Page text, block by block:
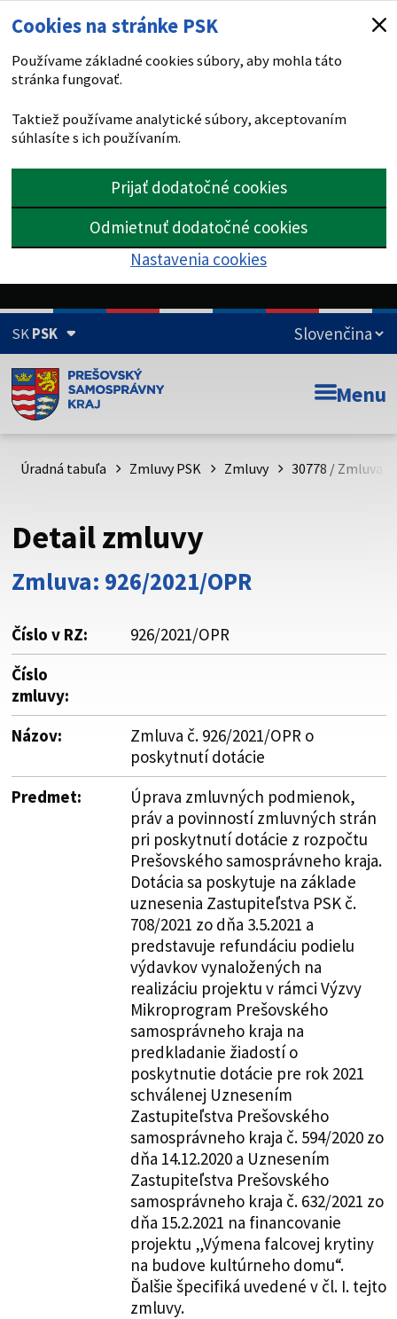
Cookies na stránke PSK
Používame základné cookies súbory, aby mohla táto
stránka fungovať.
Taktiež používame analytické súbory, akceptovaním
súhlasíte s ich používaním.
Prijať dodatočné cookies
Odmietnuť dodatočné cookies
Nastavenia cookies
SKPSK
Doména psk.sk je oficiálna
Toto je oficiálna webová stránka Prešovského
psk.sk.
Buďte pozorní a vždy sa uistite, že zdieľate informácie iba
cez zabezpečenú webovú stránku. Zabezpečená stránka
vždy začína https:// pred názvom domény webového sídla.
Menu
Úradná tabuľa Zmluvy PSK Zmluvy 30778 / Zmluva
Detail zmluvy
Zmluva: 926/2021/OPR
Číslo v RZ:
926/2021/OPR
Číslo
zmluvy:
Názov:
Zmluva č. 926/2021/OPR o
poskytnutí dotácie
Predmet:
Úprava zmluvných podmienok,
práv a povinností zmluvných strán
pri poskytnutí dotácie z rozpočtu
Prešovského samosprávneho kraja.
Dotácia sa poskytuje na základe
uznesenia Zastupiteľstva PSK č.
708/2021 zo dňa 3.5.2021 a
predstavuje refundáciu podielu
výdavkov vynaložených na
realizáciu projektu v rámci Výzvy
Mikroprogram Prešovského
samosprávneho kraja na
predkladanie žiadostí o
poskytnutie dotácie pre rok 2021
schválenej Uznesením
Zastupiteľstva Prešovského
samosprávneho kraja č. 594/2020 zo
dňa 14.12.2020 a Uznesením
Zastupiteľstva Prešovského
samosprávneho kraja č. 632/2021 zo
dňa 15.2.2021 na financovanie
projektu „Výmena falcovej krytiny
na budove kultúrneho domu“.
Ďalšie špecifiká uvedené v čl. I. tejto
zmluvy.